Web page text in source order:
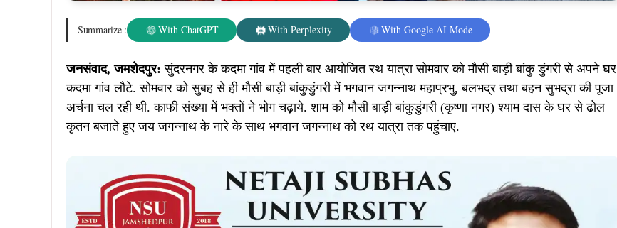
Summarize : With ChatGPT With Perplexity With Google AI Mode
जनसंवाद, जमशेदपुर: सुंदरनगर के कदमा गांव में पहली बार आयोजित रथ यात्रा सोमवार को मौसी बाड़ी बांकु डुंगरी से अपने घर
कदमा गांव लौटे. सोमवार को सुबह से ही मौसी बाड़ी बांकुडुंगरी में भगवान जगन्नाथ महाप्रभु, बलभद्र तथा बहन सुभद्रा की पूजा
अर्चना चल रही थी. काफी संख्या में भक्तों ने भोग चढ़ाये. शाम को मौसी बाड़ी बांकुडुंगरी (कृष्णा नगर) श्याम दास के घर से ढोल
कृतन बजाते हुए जय जगन्नाथ के नारे के साथ भगवान जगन्नाथ को रथ यात्रा तक पहुंचाए.